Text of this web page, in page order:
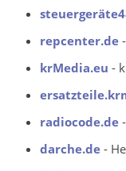
repcenter.de
krMedia.eu -
radiocode.de
darche.de -